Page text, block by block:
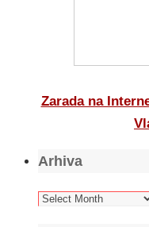
Zarada na
Arhiva
Arhiva